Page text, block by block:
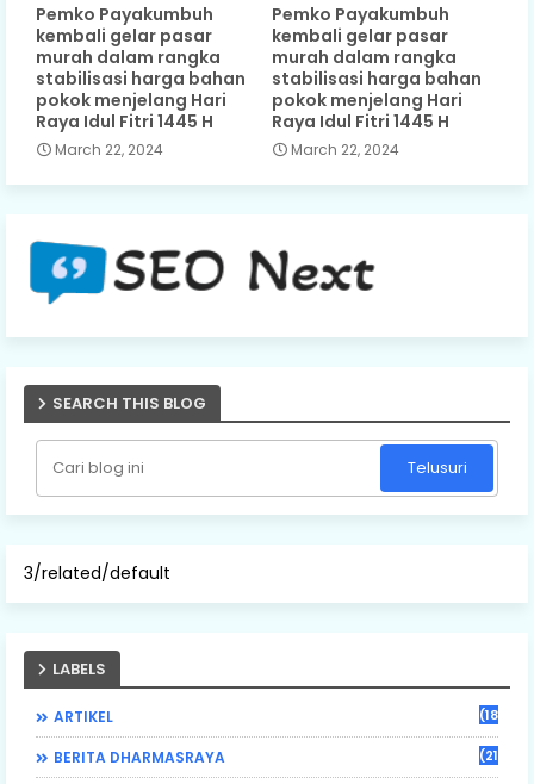
Pemko Payakumbuh
kembali gelar pasar
murah dalam rangka
stabilisasi harga bahan
pokok menjelang Hari
Raya Idul Fitri 1445 H
March 22, 2024
Pemko Payakumbuh
kembali gelar pasar
murah dalam rangka
stabilisasi harga bahan
pokok menjelang Hari
Raya Idul Fitri 1445 H
March 22, 2024
SEARCH THIS BLOG
3/related/default
LABELS
ARTIKEL (184)
BERITA DHARMASRAYA (21)